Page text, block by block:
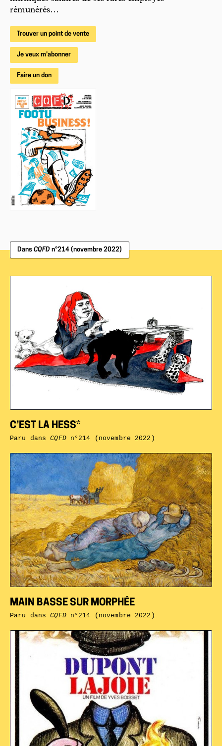
rémunérés…
Trouver un point de vente
Je veux m'abonner
Faire un don
Dans CQFD n°214 (novembre 2022)
MAIN BASSE SUR MORPHÉE
Paru dansCQFDn°214 (novembre 2022)
C’EST LA HESS*
Paru dansCQFDn°214 (novembre 2022)